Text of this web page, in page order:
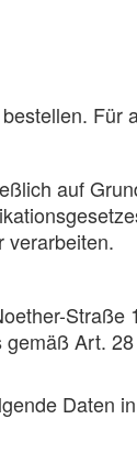
auf
verarbeiten.
Art.
Daten